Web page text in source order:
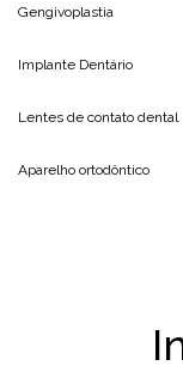
Gengivoplastia
Implante Dentário
Lentes de contato dental
Aparelho ortodôntico